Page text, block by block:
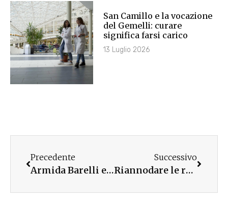
San Camillo e la vocazione
del Gemelli: curare
significa farsi carico
13 Luglio 2026
Precedente
Armida Barelli e la Calabria
Successivo
Riannodare le relazioni